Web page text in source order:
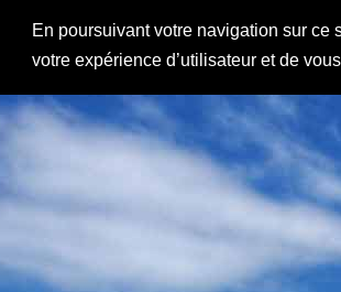
En poursuivant votre navigation sur ce
votre expérience d’utilisateur et de